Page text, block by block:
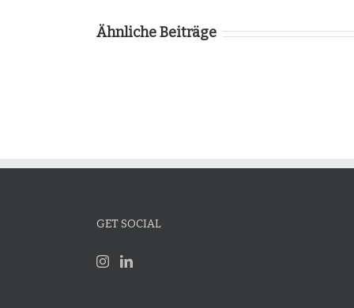
Ähnliche Beiträge
GET SOCIAL